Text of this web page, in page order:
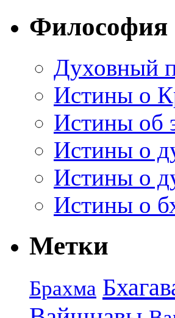
Философия
Духовный
Истины о
Истины об
Истины о
Истины о
Истины о
Метки
Брахма